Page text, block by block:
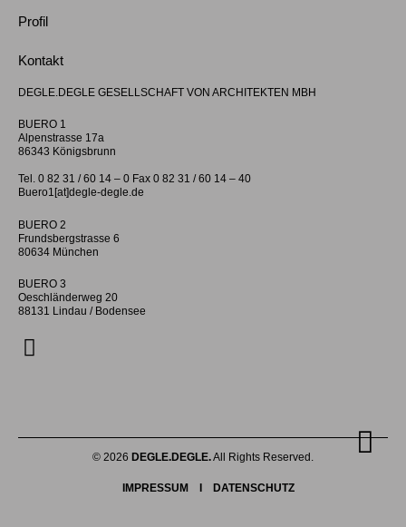
Profil
Kontakt
DEGLE.DEGLE GESELLSCHAFT VON ARCHITEKTEN MBH
BUERO 1
Alpenstrasse 17a
86343 Königsbrunn
Tel. 0 82 31 / 60 14 – 0 Fax 0 82 31 / 60 14 – 40
Buero1[at]degle-degle.de
BUERO 2
Frundsbergstrasse 6
80634 München
BUERO 3
Oeschländerweg 20
88131 Lindau / Bodensee
© 2026 DEGLE.DEGLE.All Rights Reserved.
IMPRESSUM DATENSCHUTZ